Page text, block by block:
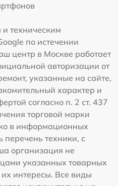
техническим
по истечении
центр в Москве работает
авторизации от
указанные на сайте,
характер и
согласно п. 2 ст. 437
торговой марки
в информационных
перечень техники, с
организация не
указанных товарных
интересы. Все виды